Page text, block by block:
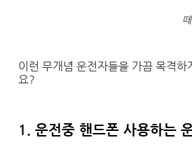
이런 무개념 운전자들을 가끔 목격
요?
1. 운전중 핸드폰 사용하는